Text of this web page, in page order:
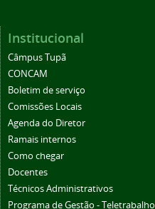
Institucional
Câmpus Tupã
CONCAM
Boletim de serviço
Comissões Locais
Agenda do Diretor
Ramais internos
Como chegar
Docentes
Técnicos Administrativos
Programa de Gestão - Teletrabalho